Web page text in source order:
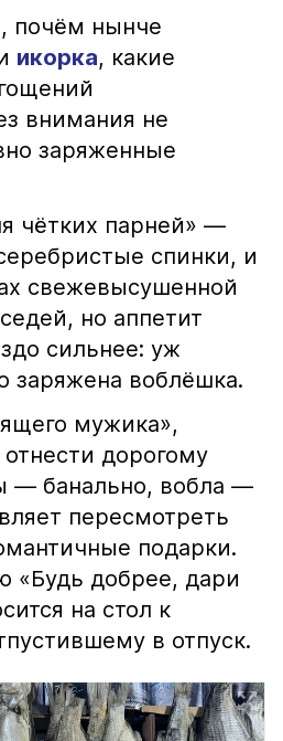
почём нынче
икорка, какие
внимания не
заряженные
чётких парней» —
спинки, и
свежевысушенной
но аппетит
сильнее: уж
заряжена воблёшка.
мужика»,
дорогому
— банально, вобла —
пересмотреть
подарки.
«Будь добрее, дари
на стол к
в отпуск.